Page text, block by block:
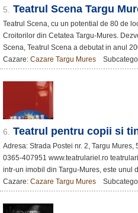
5. Teatrul Scena Targu
Teatrul Scena, cu un potential de 80 de
Croitorilor din Cetatea Targu-Mures.
Scena, Teatrul Scena a debutat in anul
Cazare: Cazare Targu Mures
6. Teatrul pentru copii si
Adresa: Strada Postei nr. 2, Targu Mures,
0365-407951 www.teatrulariel.ro
intr-un imobil din Targu-Mures, este unul
Cazare: Cazare Targu Mures